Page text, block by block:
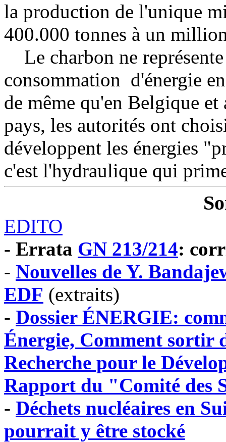
la production de l'unique
400.000 tonnes à un
Le charbon ne
consommation d'énergie
de même qu'en Belgique
pays, les autorités ont
développent les énergies
c'est l'hydraulique qui
EDITO
- Errata GN 213/214:
- Nouvelles de Y.
EDF (extraits)
- Dossier ÉNERGIE:
Énergie, Comment sortir
Recherche pour le
Rapport du "Comité des
- Déchets nucléaires en
pourrait y être stocké